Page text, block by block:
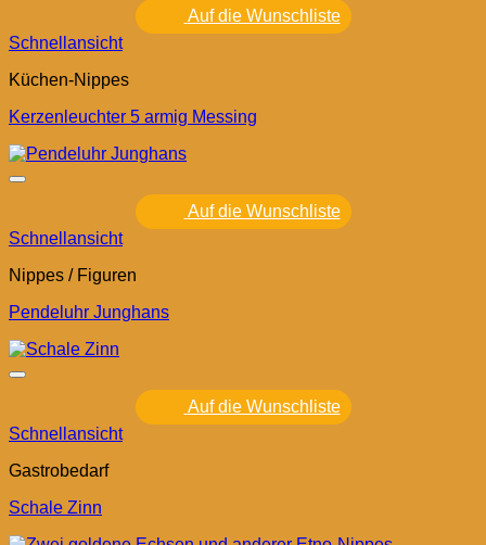
Auf die Wunschliste
Schnellansicht
Küchen-Nippes
Kerzenleuchter 5 armig Messing
Auf die Wunschliste
Schnellansicht
Nippes / Figuren
Pendeluhr Junghans
Auf die Wunschliste
Schnellansicht
Gastrobedarf
Schale Zinn